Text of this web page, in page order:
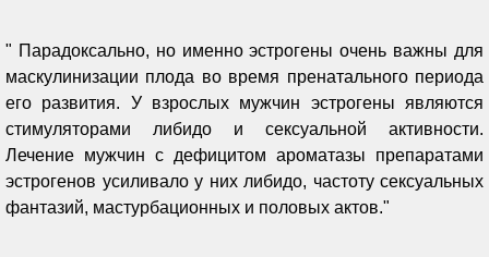
" Парадоксально, но именно эстрогены очень важны для
маскулинизации плода во время пренатального периода
его развития. У взрослых мужчин эстрогены являются
стимуляторами либидо и сексуальной активности.
Лечение мужчин с дефицитом ароматазы препаратами
эстрогенов усиливало у них либидо, частоту сексуальных
фантазий, мастурбационных и половых актов."